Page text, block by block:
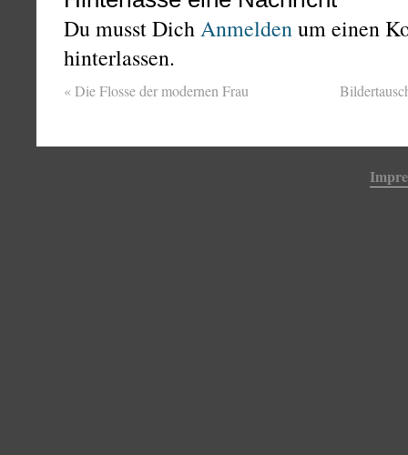
Du musst DichAnmeldenum einen
hinterlassen.
«Die Flosse der modernen Frau